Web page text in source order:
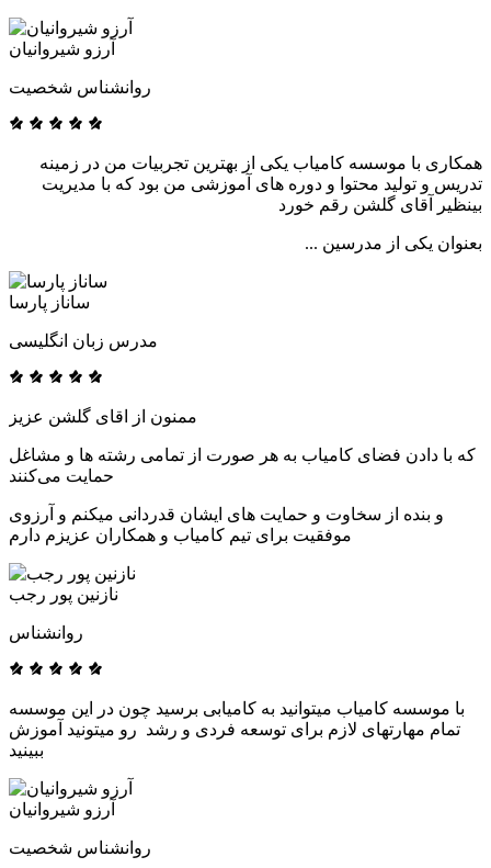
آرزو شیروانیان
روانشناس شخصیت
همکاری با موسسه کامیاب یکی از بهترین تجربیات من در زمینه
تدریس و تولید محتوا و دوره های آموزشی من بود که با مدیریت
بینظیر آقای گلشن رقم خورد
بعنوان یکی از مدرسین ...
ساناز پارسا
مدرس زبان انگلیسی
که با دادن فضای کامیاب به هر صورت از تمامی رشته ها و مشاغل
حمایت می‌کنند
و بنده از سخاوت و حمایت های ایشان قدردانی میکنم و آرزوی
موفقیت برای تیم کامیاب و همکاران عزیزم دارم
نازنین پور رجب
روانشناس
با موسسه کامیاب میتوانید به کامیابی برسید چون در این موسسه
تمام مهارتهای لازم برای توسعه فردی و رشد رو میتونید آموزش
ببینید
آرزو شیروانیان
روانشناس شخصیت